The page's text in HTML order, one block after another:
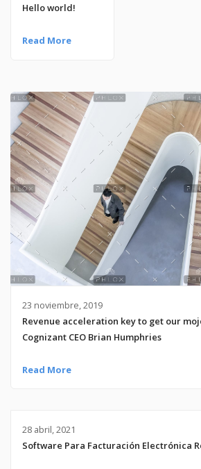
Hello world!
Read More
23 noviembre, 2019
Revenue acceleration key to get our
Cognizant CEO Brian Humphries
Read More
28 abril, 2021
Software Para Facturación Electrónica